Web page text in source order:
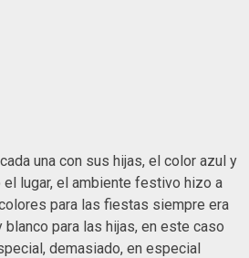
una con sus hijas, el color azul y
lugar, el ambiente festivo hizo a
para las fiestas siempre era
para las hijas, en este caso
demasiado, en especial